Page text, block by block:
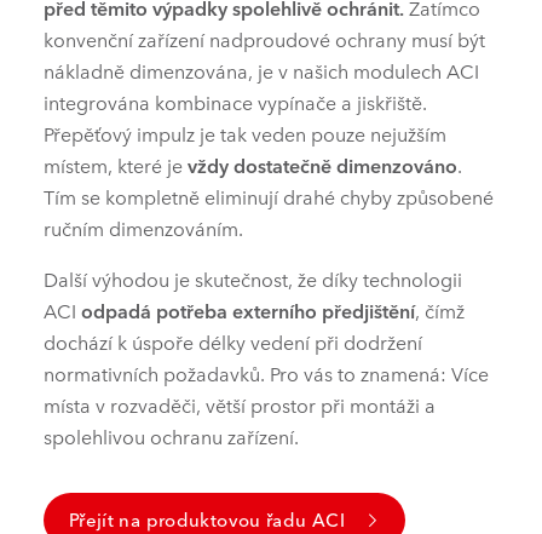
před těmito výpadky spolehlivě ochránit.Zatímco
konvenční zařízení nadproudové ochrany musí být
nákladně dimenzována, je v našich modulech ACI
integrována kombinace vypínače a jiskřiště.
Přepěťový impulz je tak veden pouze nejužším
místem, které jevždy dostatečně dimenzováno.
Tím se kompletně eliminují drahé chyby způsobené
ručním dimenzováním.
Další výhodou je skutečnost, že díky technologii
ACI odpadá potřeba externího předjištění, čímž
dochází k úspoře délky vedení při dodržení
normativních požadavků. Pro vás to znamená: Více
místa v rozvaděči, větší prostor při montáži a
spolehlivou ochranu zařízení.
Přejít na produktovou řadu ACI